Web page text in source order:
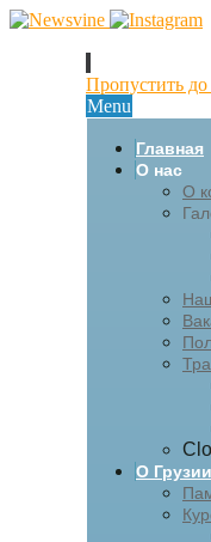
Пропустить
Menu
Главная
О нас
О
О Грузии